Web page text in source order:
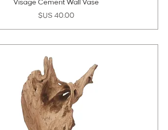
Visage Cement Wall Vase
السعر‏40.00 US$